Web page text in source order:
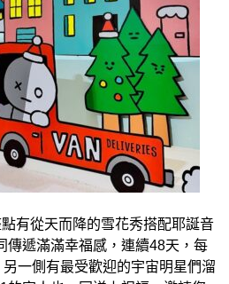
有從天而降的雪花秀搭配耶誕音
傳遞滿滿幸福感，連續48天，每
一側有最受歡迎的宇宙明星們溜